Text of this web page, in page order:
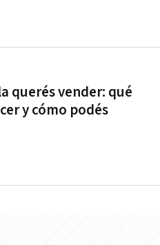
querés vender: qué
y cómo podés